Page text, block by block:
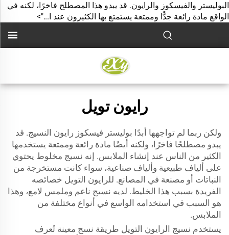
البوليستر والفيسكوز والرايون. قد يبدو هذا المصطلح فاخرًا، لكنه في
الواقع مادة رائعة جدًّا وممتعة يستمتع بها الكثيرون عند ا...">
رايون تويل
ولكن ربما لم تواجهها أبدًا بوليستر فيسكوز رايون النسيج. قد
يبدو مصطلحًا فاخرًا، ولكنه أيضًا مادة رائعة وممتعة يستخدمها
الكثير من الناس عند إنشاء الملابس. إنه نسيج مخلوط يحتوي
على ألياف طبيعية وألياف صناعية، سواء كانت مستخرجة من
النباتات أو مصنعة في المصانع. للرايون التويل خصائصه
الفريدة بسبب هذا الخليط. لديه نسيج ناعم وملمس لامع، وهذا
هو السبب في استخدامه الواسع في أنواع مختلفة من
الملابس.
يستخدم نسيج الرايون التويل طريقة نسج معينة تُعرف